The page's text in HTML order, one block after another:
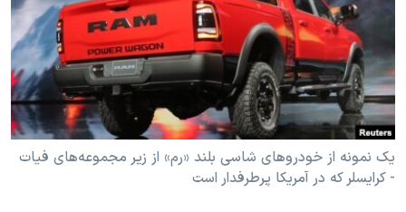
فرهنگ و زندگی
حقوق شهروندی
اقتصادی
علم و فناوری
گالری عکس
مستندها
انتخابات ریاست جمهوری آمریکا ۲۰۲۴
حمله جمهوری اسلامی به اسرائیل
رمز مهسا
اعتراضات زن، زندگی، آزادی
دنبال کنید
زبانهای مختلف
یک نمونه از خودروهای شاسی بلند «رم» از زیر مجموعه‌های فیات
- کرایسلر که در آمریکا پرطرفدار است